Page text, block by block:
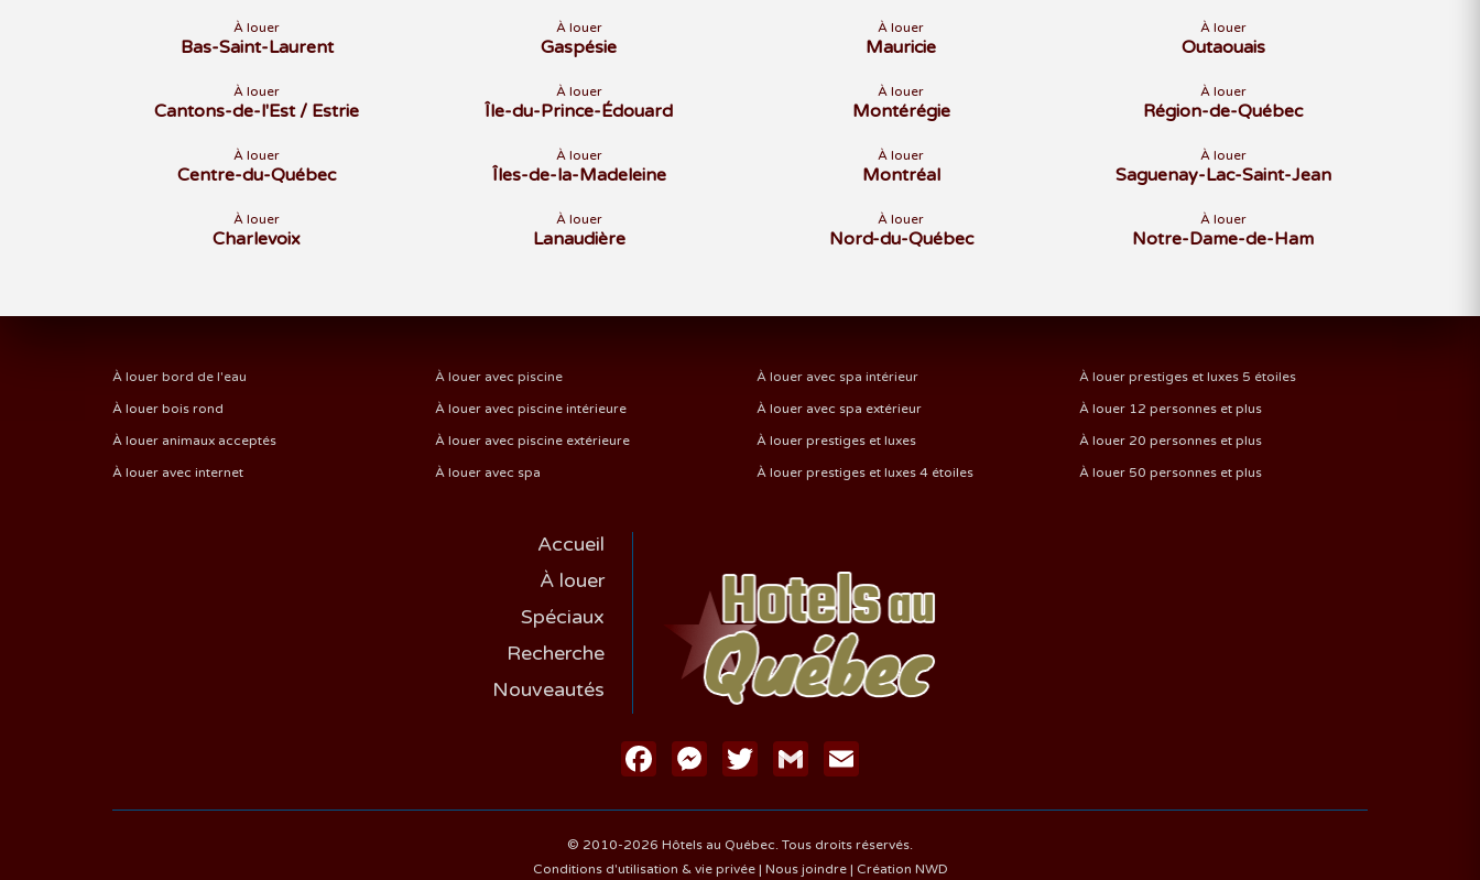
À louer
Bas-Saint-Laurent
À louer
Cantons-de-l'Est / Estrie
À louer
Centre-du-Québec
À louer
Charlevoix
À louer
Gaspésie
À louer
Île-du-Prince-Édouard
À louer
Îles-de-la-Madeleine
À louer
Lanaudière
À louer
Mauricie
À louer
Montérégie
À louer
Montréal
À louer
Nord-du-Québec
À louer
Outaouais
À louer
Région-de-Québec
À louer
Saguenay-Lac-Saint-Jean
À louer
Notre-Dame-de-Ham
À louer bord de l'eau
À louer bois rond
À louer animaux acceptés
À louer avec internet
À louer avec piscine
À louer avec piscine intérieure
À louer avec piscine extérieure
À louer avec spa
À louer avec spa intérieur
À louer avec spa extérieur
À louer prestiges et luxes
À louer prestiges et luxes 4 étoiles
À louer prestiges et luxes 5 étoiles
À louer 12 personnes et plus
À louer 20 personnes et plus
À louer 50 personnes et plus
Accueil
À louer
Spéciaux
Recherche
Nouveautés
FacebookMessenger
Twitter Gmail
© 2010-2026 Hôtels au Québec. Tous droits réservés.
Conditions d'utilisation & vie privée| Nous joindre| Création NWD